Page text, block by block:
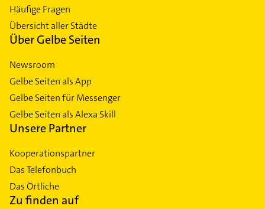
Häufige Fragen
Übersicht aller Städte
Über Gelbe Seiten
Newsroom
Gelbe Seiten als App
Gelbe Seiten für Messenger
Gelbe Seiten als Alexa Skill
Unsere Partner
Kooperationspartner
Das Telefonbuch
Das Örtliche
Zu finden auf